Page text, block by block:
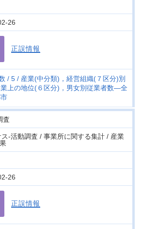
26
正誤情報
5
産業(中分類)，経営組織(７区分)別
上の地位(６区分)，男女別従業者数―全
査
‐活動調査 / 事業所に関する集計 / 産業
26
正誤情報